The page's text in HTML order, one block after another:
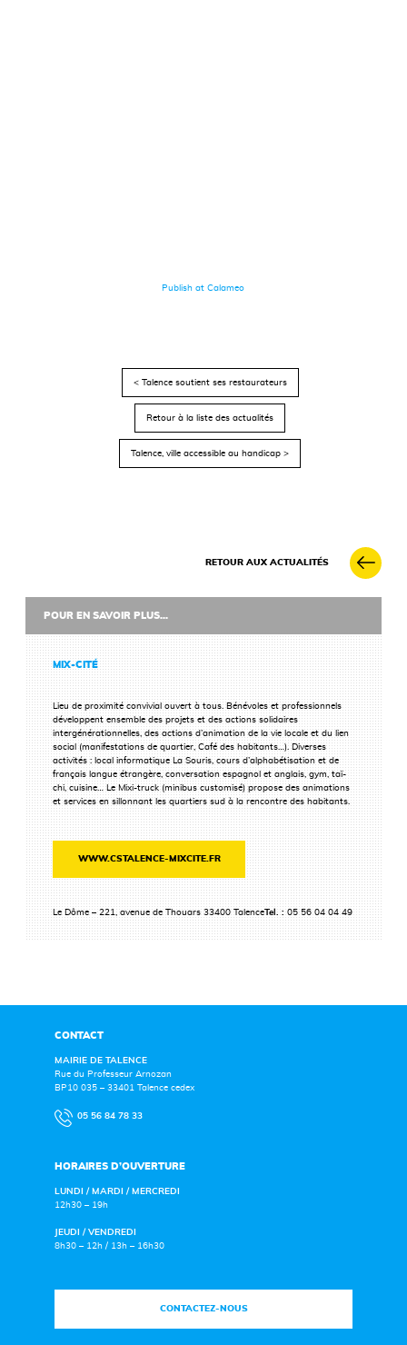
Publish at Calameo
< Talence soutient ses restaurateurs
Retour à la liste des actualités
Talence, ville accessible au handicap >
RETOUR AUX ACTUALITÉS
POUR EN SAVOIR PLUS...
MIX-CITÉ
Lieu de proximité convivial ouvertà tous. Bénévoles et professionnels
développent ensemble des projets etdes actions solidaires
intergénérationnelles,des actions d’animation de lavie locale et du lien
social (manifestationsde quartier, Café des habitants…).Diverses
activités : local informatique La Souris, cours d’alphabétisation et de
français langue étrangère, conversationespagnol et anglais, gym, taï-
chi, cuisine… Le Mixi-truck (minibus customisé)propose des animations
et services ensillonnant les quartiers sud à la rencontredes habitants.
WWW.CSTALENCE-MIXCITE.FR
Le Dôme – 221, avenue de Thouars 33400 TalenceTel. : 05 56 04 04 49
CONTACT
MAIRIE DE TALENCE
Rue du Professeur Arnozan
BP10 035 – 33401 Talence cedex
05 56 84 78 33
HORAIRES D’OUVERTURE
LUNDI / MARDI / MERCREDI
12h30 – 19h
JEUDI / VENDREDI
8h30 – 12h / 13h – 16h30
CONTACTEZ-NOUS